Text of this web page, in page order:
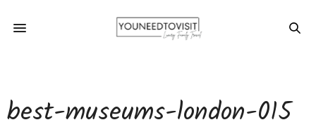
best-museums-london-015